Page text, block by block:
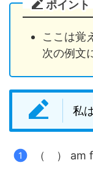
ポイント
ここは覚
次の例文
私
（ ） am